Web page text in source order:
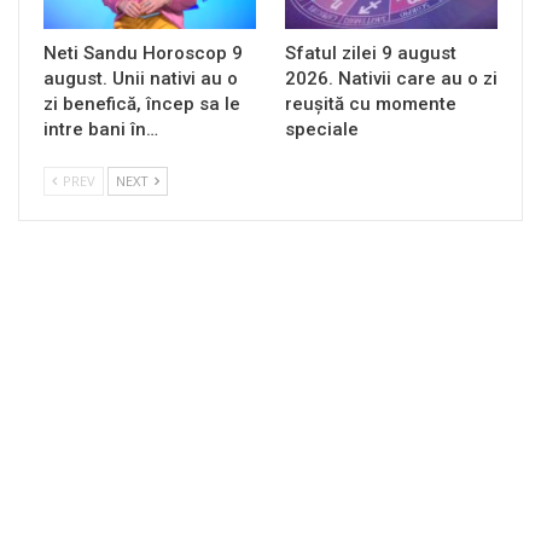
Neti Sandu Horoscop 9
august. Unii nativi au o
zi benefică, încep sa le
intre bani în…
Sfatul zilei 9 august
2026. Nativii care au o zi
reușită cu momente
speciale
PREV NEXT